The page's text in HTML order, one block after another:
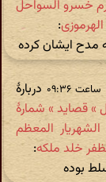
خسرو السواحل
:
مدح ایشان کرده
دربارهٔ
» قصاید » شمارهٔ
المعظم
خلد ملکه:
بوده